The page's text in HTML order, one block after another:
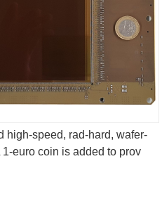
high-speed, rad-hard, wafer-
euro coin is added to prov